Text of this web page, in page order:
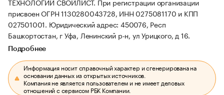
присвоен ОГРН 1130280043728, ИНН 0275081170 и КПП
027501001. Юридический адрес: 450076, Респ
Башкортостан, г Уфа, Ленинский р-н, ул Урицкого, д 16.
Подробнее
Информация носит справочный характер и сгенерирована на
основании данных из открытых источников.
Компания не является пользователем и не имеет деловых
отношений с сервисом РБК Компании.